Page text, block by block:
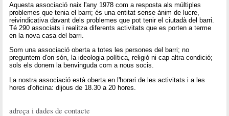
Aquesta associació naix l'any 1978 com a resposta als múltiples
problemes que tenia el barri; és una entitat sense ànim de lucre,
reivindicativa davant dels problemes que pot tenir el ciutadà del barri.
Té 290 associats i realitza diferents activitats que es porten a terme
en la nova casa del barri.
Som una associació oberta a totes les persones del barri; no
preguntem d'on són, la ideologia política, religió ni cap altra condició;
sols els donem la benvinguda com a nous socis.
La nostra associació està oberta en l'horari de les activitats i a les
hores d'oficina: dijous de 18.30 a 20 hores.
adreça i dades de contacte